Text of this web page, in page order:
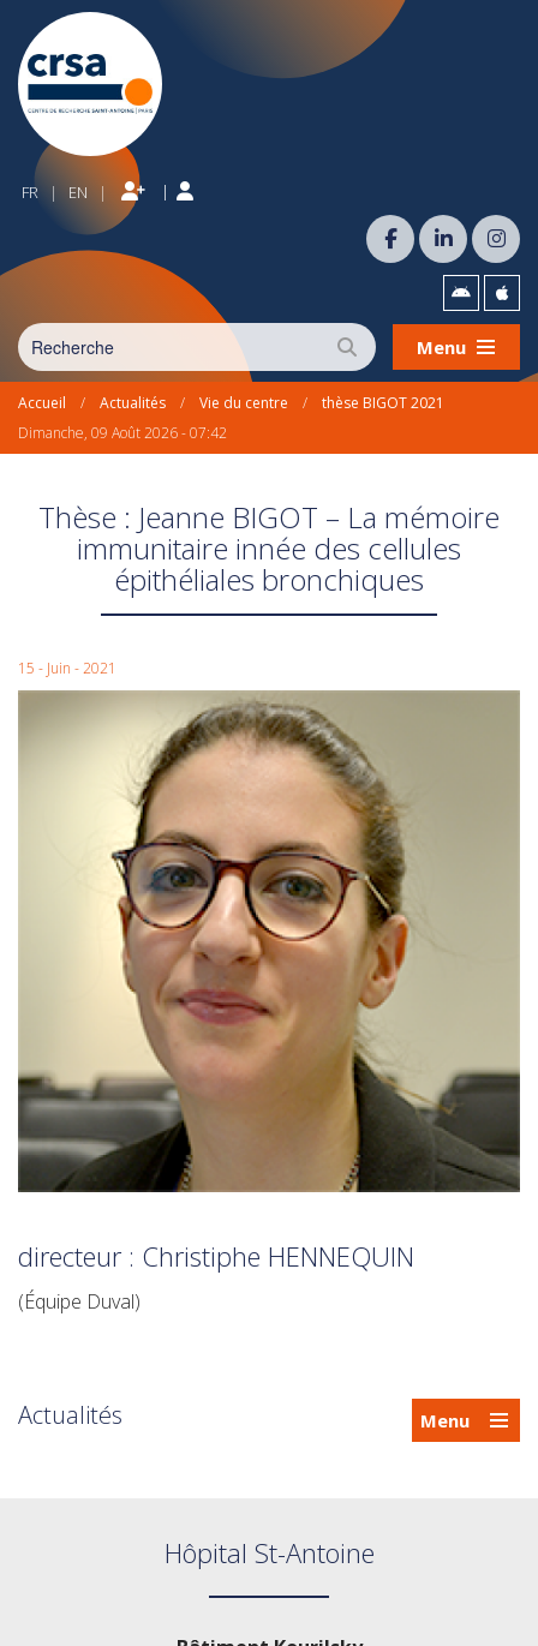
FR | EN | |
Menu
Accueil / Actualités / Vie du centre /
thèse BIGOT 2021
Dimanche, 09 Août 2026 - 07:42
Thèse : Jeanne BIGOT – La mémoire
immunitaire innée des cellules
épithéliales bronchiques
15 - Juin - 2021
directeur : Christiphe HENNEQUIN
(Équipe Duval)
Actualités Menu
Hôpital St-Antoine